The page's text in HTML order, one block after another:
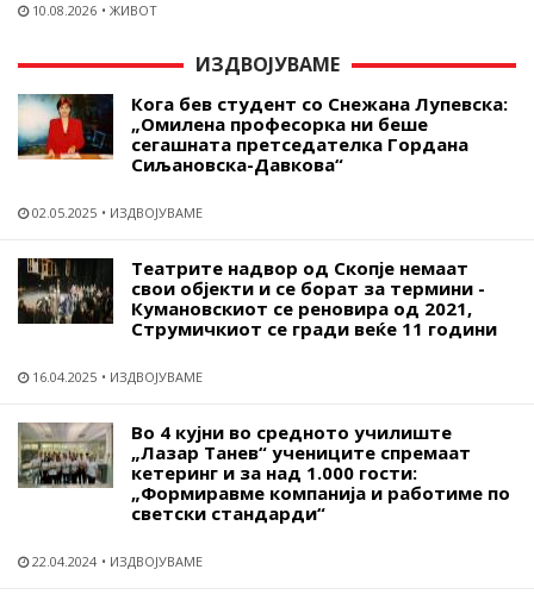
10.08.2026 ЖИВОТ
ИЗДВОЈУВАМЕ
Кога бев студент со Снежана Лупевска:
„Омилена професорка ни беше
сегашната претседателка Гордана
Сиљановска-Давкова“
02.05.2025 ИЗДВОЈУВАМЕ
Театрите надвор од Скопје немаат
свои објекти и се борат за термини -
Кумановскиот се реновира од 2021,
Струмичкиот се гради веќе 11 години
16.04.2025 ИЗДВОЈУВАМЕ
Во 4 кујни во средното училиште
„Лазар Танев“ учениците спремаат
кетеринг и за над 1.000 гости:
„Формиравме компанија и работиме по
светски стандарди“
22.04.2024 ИЗДВОЈУВАМЕ